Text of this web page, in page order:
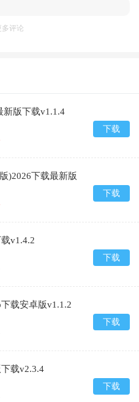
多评论
新版下载v1.1.4
下载
)2026下载最新版
下载
v1.4.2
下载
载安卓版v1.1.2
下载
载v2.3.4
下载